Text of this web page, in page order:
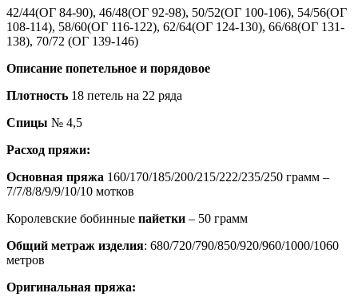
42/44(ОГ 84-90), 46/48(ОГ 92-98), 50/52(ОГ 100-106), 54/56(ОГ
108-114), 58/60(ОГ 116-122), 62/64(ОГ 124-130), 66/68(ОГ 131-
138), 70/72 (ОГ 139-146)
Описание попетельное и порядовое
Плотность 18 петель на 22 ряда
Спицы № 4,5
Расход пряжи:
Основная пряжа 160/170/185/200/215/222/235/250 грамм –
7/7/8/8/9/9/10/10 мотков
Королевские бобинные пайетки – 50 грамм
Общий метраж изделия: 680/720/790/850/920/960/1000/1060
метров
Оригинальная пряжа: